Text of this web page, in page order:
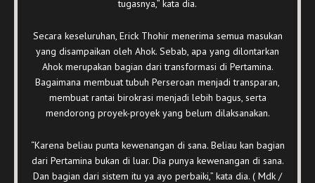
tugasnya,” kata dia.
Secara keseluruhan, Erick Thohir menerima semua masukan
yang disampaikan oleh Ahok. Sebab, apa yang dilontarkan
Ahok merupakan bagian dari transformasi di Pertamina.
Bagaimana membuat tubuh Perseroan menjadi transparan,
membuat rantai birokrasi menjadi lebih bagus, serta
mendorong proyek-proyek yang belum dilaksanakan.
“Karena beliau punta kewenangan di sana. Beliau kan bagian
dari Pertamina bukan di luar. Dia punya kewenangan di sana.
Dan bagian dari sistem itu ya ayo perbaiki,” kata dia. ( Mdk /